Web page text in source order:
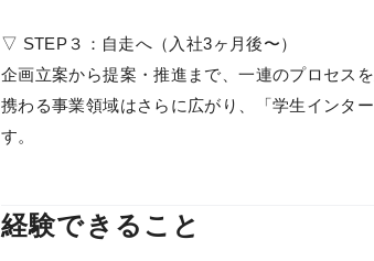
▽ STEP３：自走へ（入社3ヶ月後〜）
企画立案から提案・推進まで、一連のプロセス
携わる事業領域はさらに広がり、「学生インタ
す。
経験できること